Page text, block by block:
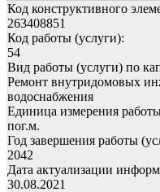
Код конструктивного
263408851
Код работы (услуги):
54
Вид работы (услуги) по
Ремонт внутридомовых
водоснабжения
Единица измерения
пог.м.
Год завершения работы
2042
Дата актуализации
30.08.2021